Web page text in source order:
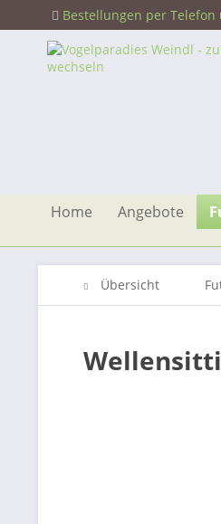
Bestellungen per Telefon
Home Angebote
Übersicht